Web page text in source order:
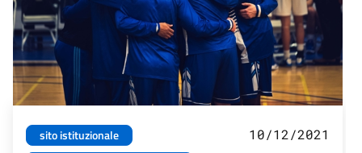
sito istituzionale
10/12/2021